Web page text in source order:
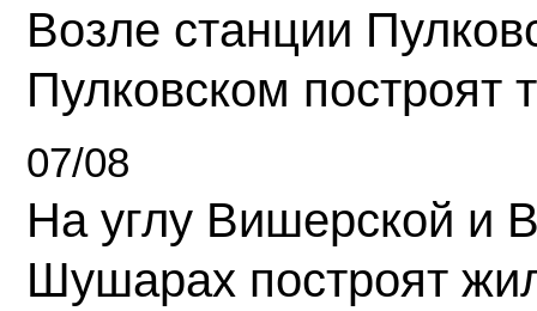
Возле станции
Пулковском построят
07/08
На углу Вишерской и
Шушарах построят